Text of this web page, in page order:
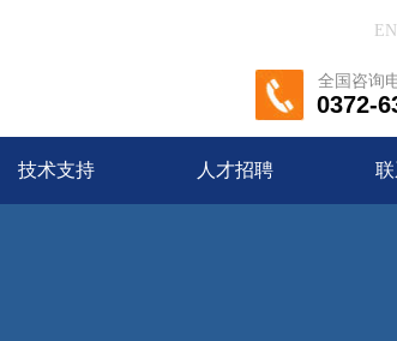
全国咨询
0372-
技术支持 人才招聘